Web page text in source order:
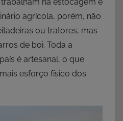
agrícola, porém, não
ou tratores, mas
de boi. Toda a
é artesanal, o que
esforço físico dos